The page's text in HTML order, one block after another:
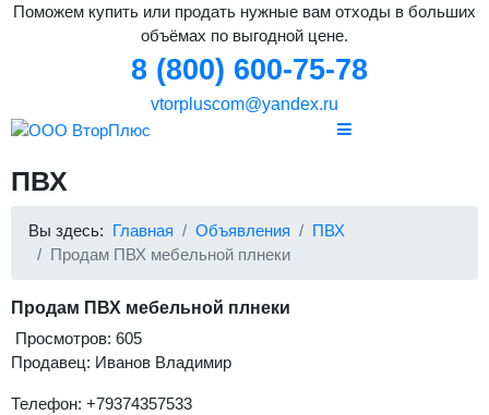
Поможем купить или продать нужные вам отходы в больших
объёмах по выгодной цене.
8 (800) 600-75-78
vtorpluscom@yandex.ru
ПВХ
Вы здесь: Главная Объявления
ПВХ
Продам ПВХ мебельной плнеки
Продам ПВХ мебельной плнеки
Просмотров: 605
Продавец: Иванов Владимир
Телефон: +79374357533